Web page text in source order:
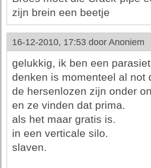
zijn brein een beetje
16-12-2010, 17:53 door Anoniem
gelukkig, ik ben een
denken is momenteel al not
de hersenlozen zijn onder
en ze vinden dat prima.
als het maar gratis is.
in een verticale silo.
slaven.